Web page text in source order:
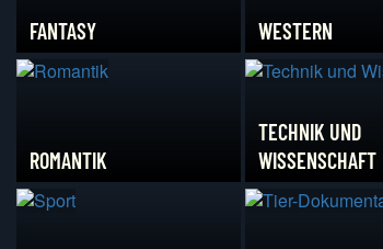
FANTASY WESTERN
ROMANTIK
TECHNIK UND
WISSENSCHAFT